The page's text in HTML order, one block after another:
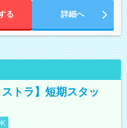
る 詳細へ
トラ】短期スタッ